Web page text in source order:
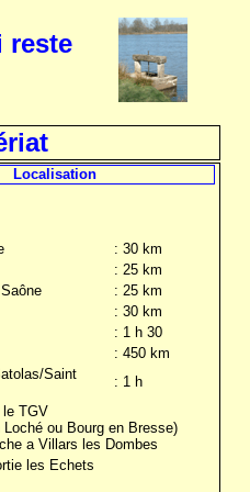
reste
Localisation
: 30 km
: 25 km
: 25 km
: 30 km
: 1 h 30
: 450 km
Saint
: 1 h
TGV
ou Bourg en Bresse)
a Villars les Dombes
les Echets